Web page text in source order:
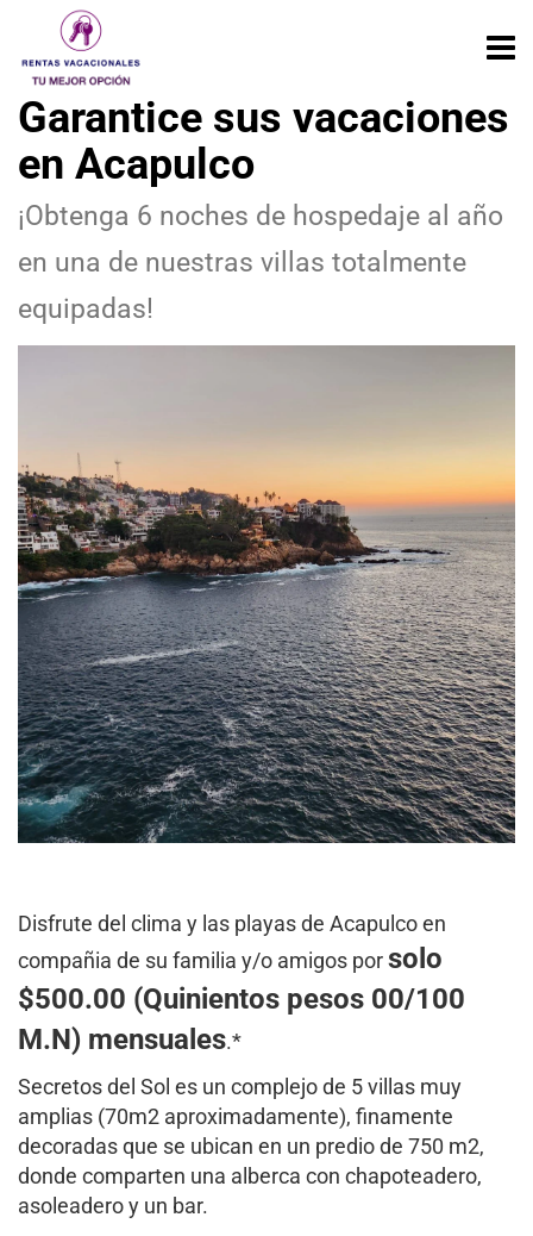
Garantice sus vacaciones
en Acapulco
¡Obtenga 6 noches de hospedaje al año
en una de nuestras villas totalmente
equipadas!
Disfrute del clima y las playas de Acapulco en
compañia de su familia y/o amigos porsolo
$500.00 (Quinientos pesos 00/100
M.N) mensuales.*
Secretos del Sol es un complejo de 5 villas muy
amplias (70m2 aproximadamente), finamente
decoradas que se ubican en un predio de 750 m2,
donde comparten una alberca con chapoteadero,
asoleadero y un bar.